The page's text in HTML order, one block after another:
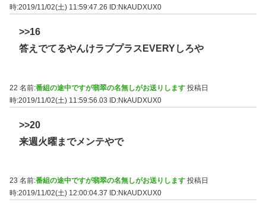
時:2019/11/02(土) 11:59:47.26
ID:NkAUDXUX0
>>16
答えでてるやんけラブプラスEVERYしろや
22 名前:番組の途中ですが翡翠の名無しがお送りします 投稿日
時:2019/11/02(土) 11:59:56.03 ID:NkAUDXUX0
>>20
来週火曜までメンテやで
23 名前:番組の途中ですが翡翠の名無しがお送りします 投稿日
時:2019/11/02(土) 12:00:04.37
ID:NkAUDXUX0